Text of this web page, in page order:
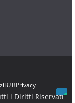
B2BPrivacy
i Diritti Riservati